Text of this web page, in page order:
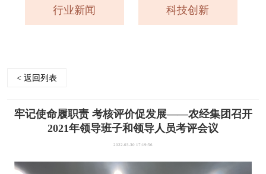
行业新闻 科技创新
< 返回列表
牢记使命履职责 考核评价促发展——农经集团召开
2021年领导班子和领导人员考评会议
2022-03-30 17:19:56